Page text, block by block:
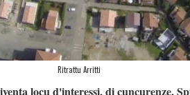
Ritrattu Arritti
locu d'interessi, di cuncurenze.